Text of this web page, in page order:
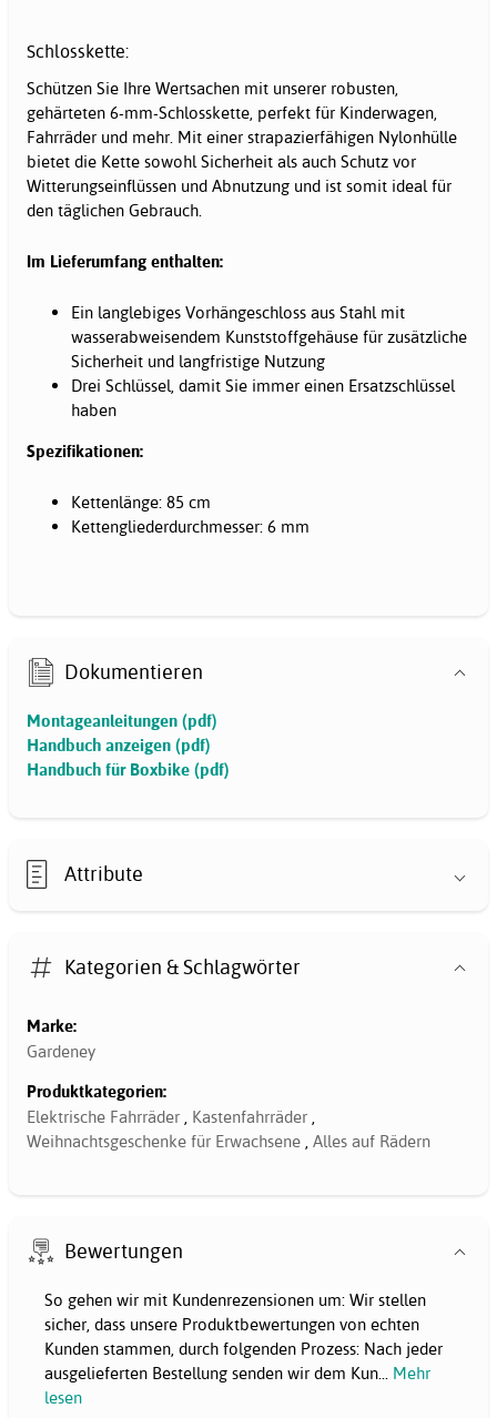
Schlosskette:
Schützen Sie Ihre Wertsachen mit unserer robusten,
gehärteten 6-mm-Schlosskette, perfekt für Kinderwagen,
Fahrräder und mehr. Mit einer strapazierfähigen Nylonhülle
bietet die Kette sowohl Sicherheit als auch Schutz vor
Witterungseinflüssen und Abnutzung und ist somit ideal für
den täglichen Gebrauch.
Im Lieferumfang enthalten:
Ein langlebiges Vorhängeschloss aus Stahl mit
wasserabweisendem Kunststoffgehäuse für zusätzliche
Sicherheit und langfristige Nutzung
Drei Schlüssel, damit Sie immer einen Ersatzschlüssel
haben
Spezifikationen:
Kettenlänge: 85 cm
Kettengliederdurchmesser: 6 mm
Dokumentieren
Montageanleitungen (pdf)
Handbuch anzeigen (pdf)
Handbuch für Boxbike (pdf)
Attribute
Kategorien & Schlagwörter
Marke:
Gardeney
Produktkategorien:
Elektrische Fahrräder , Kastenfahrräder ,
Weihnachtsgeschenke für Erwachsene , Alles auf Rädern
Bewertungen
So gehen wir mit Kundenrezensionen um: Wir stellen
sicher, dass unsere Produktbewertungen von echten
Kunden stammen, durch folgenden Prozess: Nach jeder
ausgelieferten Bestellung senden wir dem Kun
Mehr
lesen